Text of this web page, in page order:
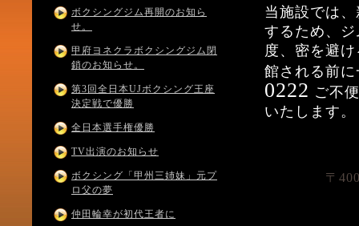
ボクシングジム再開のお知ら
せ。
甲府ヨネクラボクシングジム閉
鎖のお知らせ。
第3回全日本UJボクシング王座
決定戦で優勝
全日本選手権優勝
TV出演のお知らせ
ボクシング「甲州三姉妹」元プ
ロ父の夢
仲田輪幸が初代王者に
当施設では
するため、
度、密を避
館される前
0222 ご不
いたします。
〒